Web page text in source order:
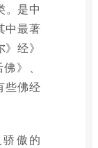
。是中
中最著
经》
》、
些佛经
傲的